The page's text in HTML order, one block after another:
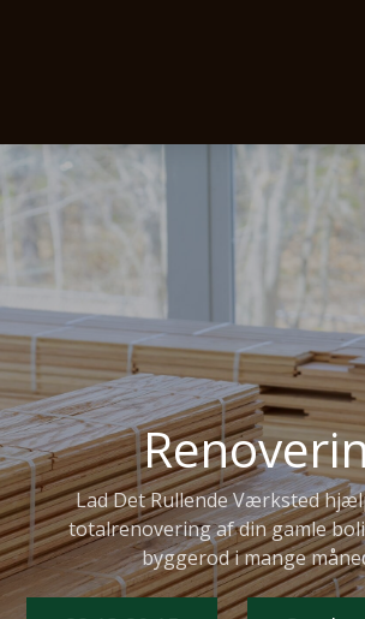
Lad Det Rullende Værksted
totalrenovering af din gamle
byggerod i mange